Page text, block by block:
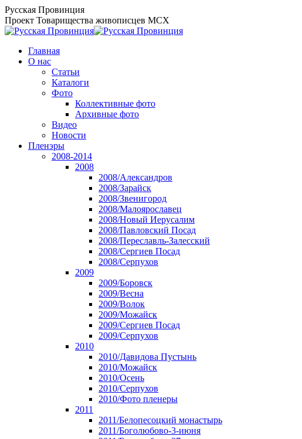
Перейти
к
содержанию
Русская Провинция
Проект Товарищества живописцев МСХ
Главная
О нас
Статьи
Каталоги
Фото
Коллективные фото
Архивные фото
Видео
Новости
Пленэры
2008-2014
2008
2008/Александров
2008/Зарайск
2008/Звенигород
2008/Малоярославец
2008/Новый Иерусалим
2008/Павловский Посад
2008/Переславль-Залесский
2008/Сергиев Посад
2008/Серпухов
2009
2009/Боровск
2009/Весна
2009/Волок
2009/Можайск
2009/Сергиев Посад
2009/Серпухов
2010
2010/Давидова Пустынь
2010/Можайск
2010/Осень
2010/Серпухов
2010/Фото пленеры
2011
2011/Белопесоцкий монастырь
2011/Боголюбово-3-июня